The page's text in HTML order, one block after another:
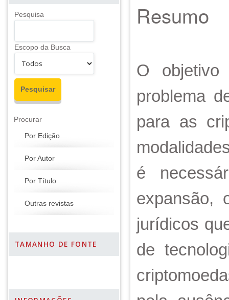
Pesquisa
Escopo da Busca
Procurar
Por Edição
Por Autor
Por Título
Outras revistas
TAMANHO DE FONTE
Resumo
O objetivo
problema
para as
é
expansão,
jurídicos
de